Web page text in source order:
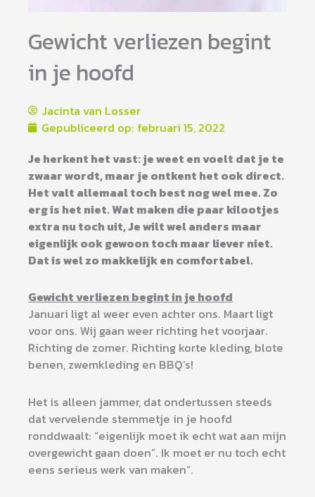
Gewicht verliezen begint
in je hoofd
Jacinta van Losser
Gepubliceerd op: februari 15, 2022
Je herkent het vast: je weet en voelt dat je te
zwaar wordt, maar je ontkent het ook direct.
Het valt allemaal toch best nog wel mee. Zo
erg is het niet. Wat maken die paar kilootjes
extra nu toch uit, Je wilt wel anders maar
eigenlijk ook gewoon toch maar liever niet.
Dat is wel zo makkelijk en comfortabel.
Gewicht verliezen begint in je hoofd
Januari ligt al weer even achter ons. Maart ligt
voor ons. Wij gaan weer richting het voorjaar.
Richting de zomer. Richting korte kleding, blote
benen, zwemkleding en BBQ’s!
Het is alleen jammer, dat ondertussen steeds
dat vervelende stemmetje in je hoofd
ronddwaalt: “eigenlijk moet ik echt wat aan mijn
overgewicht gaan doen”. Ik moet er nu toch echt
eens serieus werk van maken”.